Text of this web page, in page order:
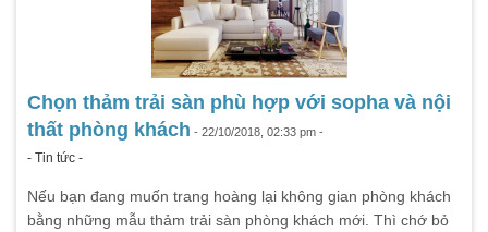
Chọn thảm trải sàn phù hợp với sopha và nội
thất phòng khách - 22/10/2018, 02:33 pm -
- Tin tức -
Nếu bạn đang muốn trang hoàng lại không gian phòng khách
bằng những mẫu thảm trải sàn phòng khách mới. Thì chớ bỏ